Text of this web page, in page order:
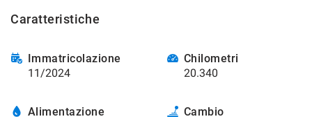
Caratteristiche
Immatricolazione
11/2024
Chilometri
20.340
Alimentazione
Cambio